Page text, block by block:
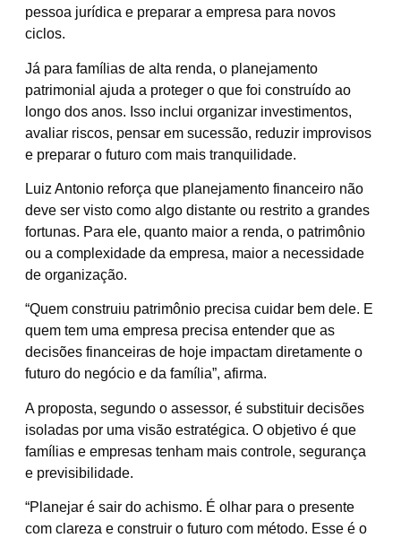
pessoa jurídica e preparar a empresa para novos
ciclos.
Já para famílias de alta renda, o planejamento
patrimonial ajuda a proteger o que foi construído ao
longo dos anos. Isso inclui organizar investimentos,
avaliar riscos, pensar em sucessão, reduzir improvisos
e preparar o futuro com mais tranquilidade.
Luiz Antonio reforça que planejamento financeiro não
deve ser visto como algo distante ou restrito a grandes
fortunas. Para ele, quanto maior a renda, o patrimônio
ou a complexidade da empresa, maior a necessidade
de organização.
“Quem construiu patrimônio precisa cuidar bem dele. E
quem tem uma empresa precisa entender que as
decisões financeiras de hoje impactam diretamente o
futuro do negócio e da família”, afirma.
A proposta, segundo o assessor, é substituir decisões
isoladas por uma visão estratégica. O objetivo é que
famílias e empresas tenham mais controle, segurança
e previsibilidade.
“Planejar é sair do achismo. É olhar para o presente
com clareza e construir o futuro com método. Esse é o